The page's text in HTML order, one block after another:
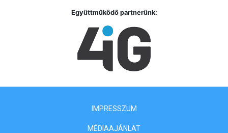
Együttműködő partnerünk:
IMPRESSZUM
MÉDIAAJÁNLAT